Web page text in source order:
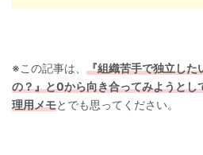
※この記事は、 『組織苦手で独立した
の？』と0から向き合ってみようとし
理用メモとでも思ってください。